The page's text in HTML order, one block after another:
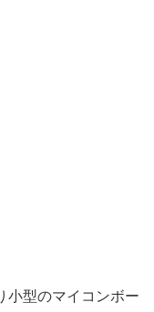
小型のマイコンボー